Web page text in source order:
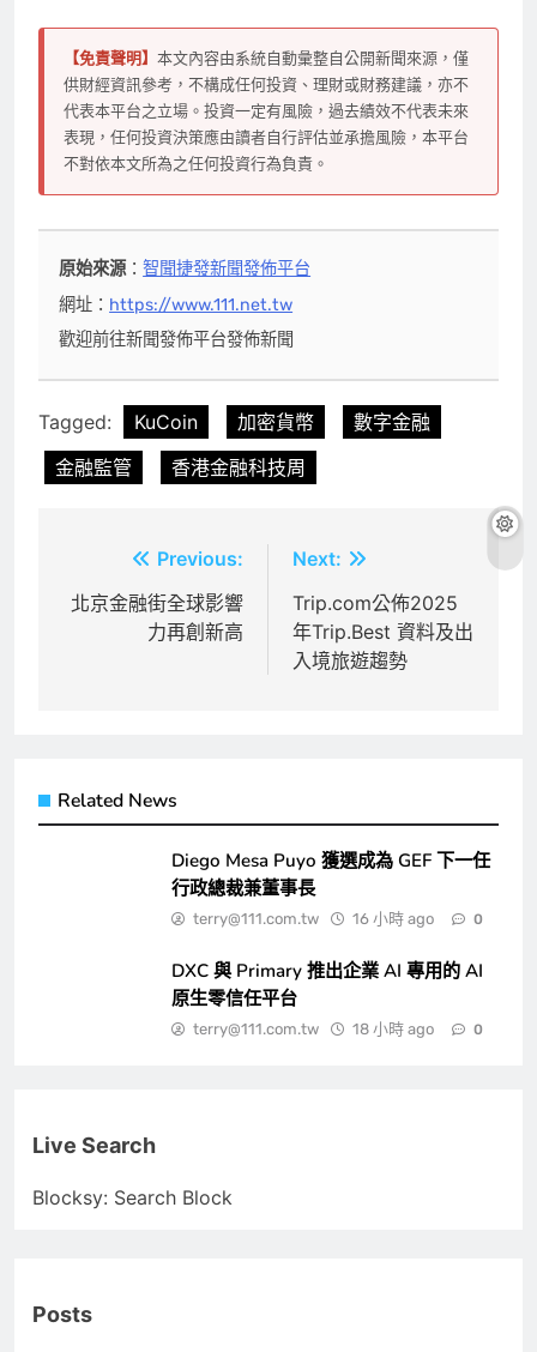
【免責聲明】 本文內容由系統自動彙整自公開新聞來源，僅
供財經資訊參考，不構成任何投資、理財或財務建議，亦不
代表本平台之立場。投資一定有風險，過去績效不代表未來
表現，任何投資決策應由讀者自行評估並承擔風險，本平台
不對依本文所為之任何投資行為負責。
原始來源：智聞捷發新聞發佈平台
網址： https://www.111.net.tw
歡迎前往新聞發佈平台發佈新聞
Tagged: KuCoin 加密貨幣
數字金融
金融監管
香港金融科技周
章
Previous:
北京金融街全球影響
力再創新高
Next:
Trip.com公佈2025
年Trip.Best 資料及出
入境旅遊趨勢
Related News
Diego Mesa Puyo 獲選成為 GEF 下一任
行政總裁兼董事長
terry@111.com.tw 16 小時 ago 0
DXC 與 Primary 推出企業 AI 專用的 AI
原生零信任平台
terry@111.com.tw 18 小時 ago 0
Live Search
Blocksy: Search Block
Posts